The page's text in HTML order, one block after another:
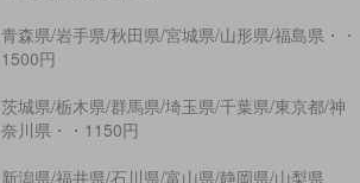
青森県/岩手県/秋田県/宮城県/山形県/福島県・・
1500円
茨城県/栃木県/群馬県/埼玉県/千葉県/東京都/神
奈川県・・1150円
新潟県/福井県/石川県/富山県/静岡県/山梨県